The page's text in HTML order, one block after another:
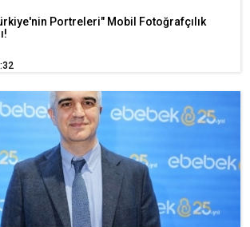
Portreleri" Mobil Fotoğrafçılık